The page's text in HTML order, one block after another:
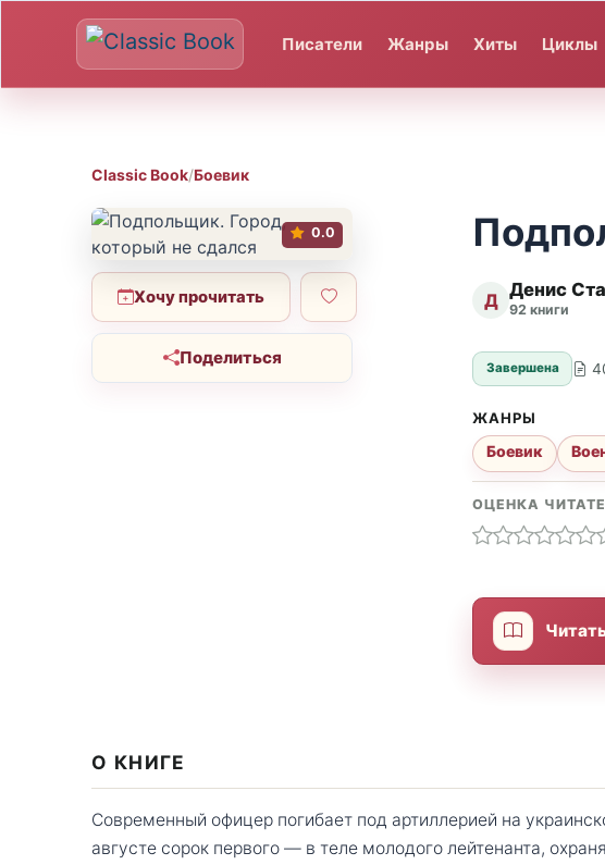
Писатели Жанры Хиты Циклы
Classic Book/Боевик
0.0
Хочу прочитать
Поделиться
Д Денис
92 книги
Завершена
ЖАНРЫ
Боевик
ОЦЕНКА
О КНИГЕ
Современный офицер погибает под артиллерией на
августе сорок первого — в теле молодого лейтенанта,